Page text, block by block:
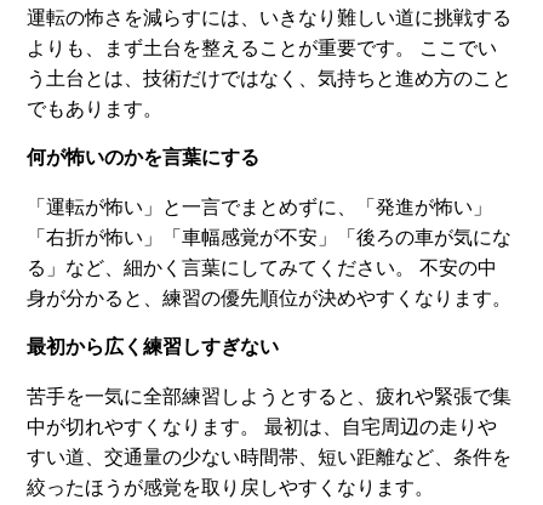
運転の怖さを減らすには、いきなり難しい道に挑戦する
よりも、まず土台を整えることが重要です。 ここでい
う土台とは、技術だけではなく、気持ちと進め方のこと
でもあります。
何が怖いのかを言葉にする
「運転が怖い」と一言でまとめずに、「発進が怖い」
「右折が怖い」「車幅感覚が不安」「後ろの車が気にな
る」など、細かく言葉にしてみてください。 不安の中
身が分かると、練習の優先順位が決めやすくなります。
最初から広く練習しすぎない
苦手を一気に全部練習しようとすると、疲れや緊張で集
中が切れやすくなります。 最初は、自宅周辺の走りや
すい道、交通量の少ない時間帯、短い距離など、条件を
絞ったほうが感覚を取り戻しやすくなります。